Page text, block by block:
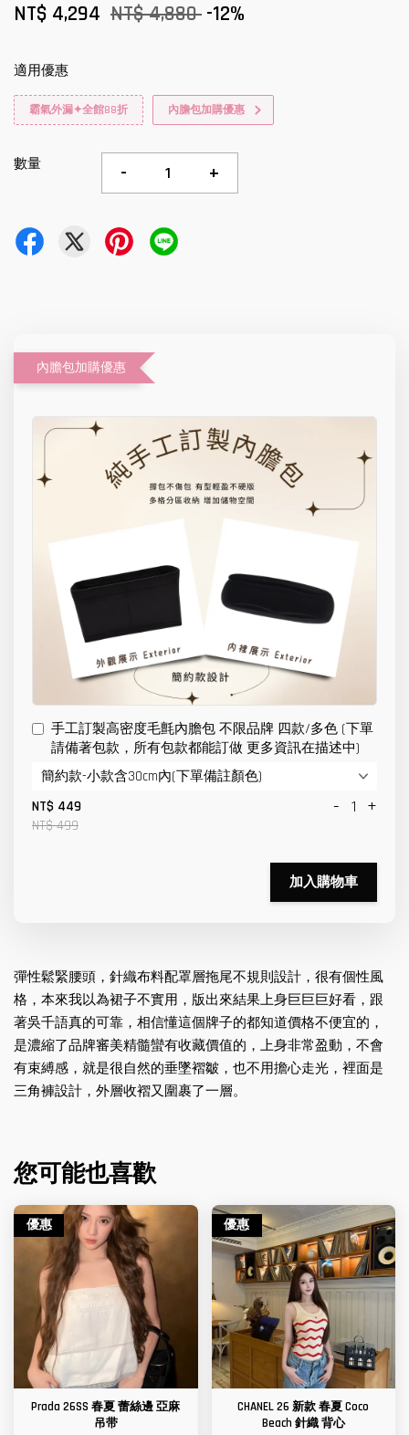
NT$ 4,294 NT$ 4,880 -12%
適用優惠
霸氣外漏✦全館88折 內膽包加購優惠
數量 - +
內膽包加購優惠
手工訂製高密度毛氈內膽包 不限品牌 四款/多色 (下單
請備著包款，所有包款都能訂做 更多資訊在描述中)
NT$ 449
NT$ 499
- +
加入購物車
彈性鬆緊腰頭，針織布料配罩層拖尾不規則設計，很有個性風
格，本來我以為裙子不實用，版出來結果上身巨巨巨好看，跟
著吳千語真的可靠，相信懂這個牌子的都知道價格不便宜的，
是濃縮了品牌審美精髓蠻有收藏價值的，上身非常盈動，不會
有束縛感，就是很自然的垂墜褶皺，也不用擔心走光，裡面是
三角褲設計，外層收褶又圍裹了一層。
您可能也喜歡
優惠
Prada 26SS 春夏 蕾絲邊 亞麻
吊带
優惠
CHANEL 26 新款 春夏 Coco
Beach 針織 背心